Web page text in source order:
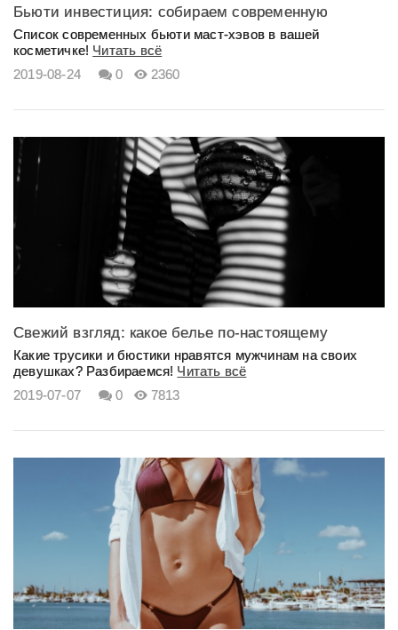
Бьюти инвестиция: собираем современную
базовую косметичку
Cписок современных бьюти маст-хэвов в вашей
косметичке! Читать всё
2019-08-24
0 2360
Свежий взгляд: какое белье по-настоящему
нравится мужчинам?
Какие трусики и бюстики нравятся мужчинам на своих
девушках? Разбираемся! Читать всё
2019-07-07
0 7813